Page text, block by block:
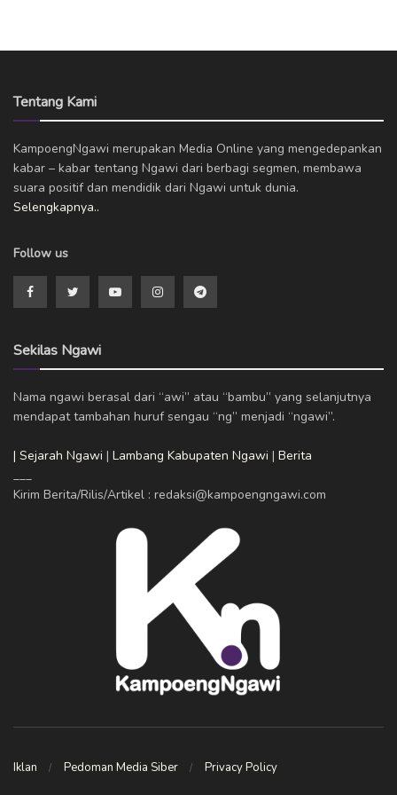
Tentang Kami
KampoengNgawi merupakan Media Online yang mengedepankan
kabar – kabar tentang Ngawi dari berbagi segmen, membawa
suara positif dan mendidik dari Ngawi untuk dunia.
Selengkapnya..
Follow us
Sekilas Ngawi
Nama ngawi berasal dari “awi” atau “bambu” yang selanjutnya
mendapat tambahan huruf sengau “ng” menjadi “ngawi”.
| Sejarah Ngawi | Lambang Kabupaten Ngawi | Berita
Kirim Berita/Rilis/Artikel : redaksi@kampoengngawi.com
Iklan Pedoman Media Siber Privacy Policy